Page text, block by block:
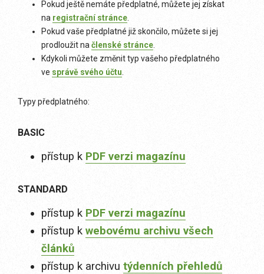
Pokud ještě nemáte předplatné, můžete jej získat
na registrační stránce
Pokud vaše předplatné již skončilo, můžete si jej
prodloužit na členské stránce
Kdykoli můžete změnit typ vašeho předplatného
ve správě svého účtu
Typy předplatného:
BASIC
přístup k PDF verzi magazínu
STANDARD
přístup k PDF verzi magazínu
přístup k webovému archivu všech
článků
přístup k archivu týdenních přehledů